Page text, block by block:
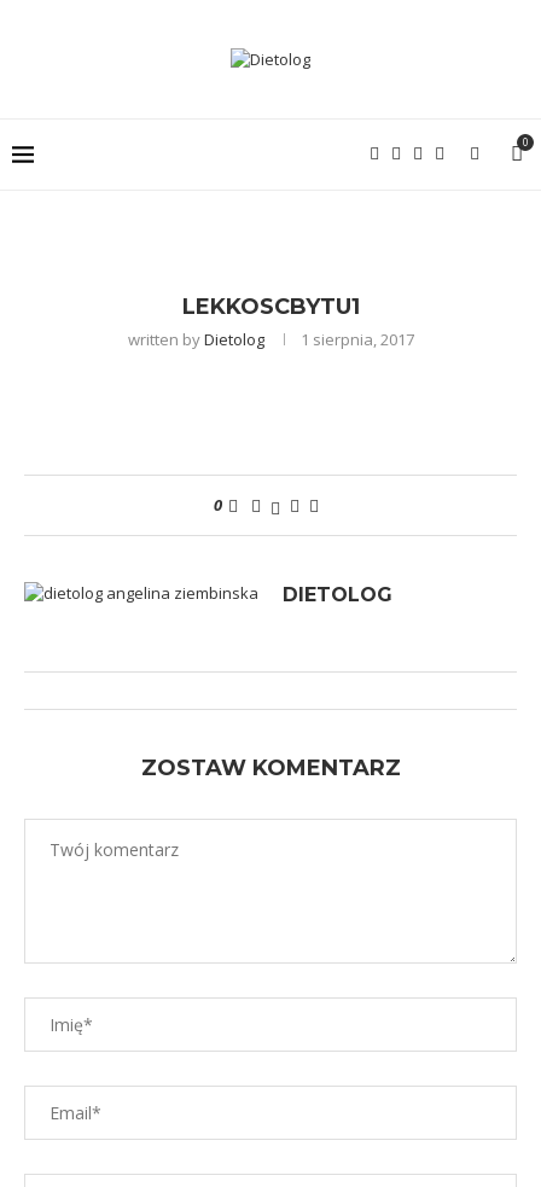
0
LEKKOSCBYTU1
written byDietolog 1 sierpnia, 2017
0
DIETOLOG
ZOSTAW KOMENTARZ